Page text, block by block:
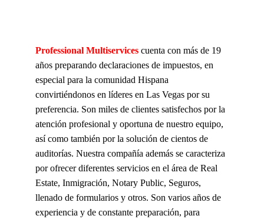
Professional Multiservices cuenta con más de 19
años preparando declaraciones de impuestos, en
especial para la comunidad Hispana
convirtiéndonos en líderes en Las Vegas por su
preferencia. Son miles de clientes satisfechos por la
atención profesional y oportuna de nuestro equipo,
así como también por la solución de cientos de
auditorías. Nuestra compañía además se caracteriza
por ofrecer diferentes servicios en el área de Real
Estate, Inmigración, Notary Public, Seguros,
llenado de formularios y otros. Son varios años de
experiencia y de constante preparación, para